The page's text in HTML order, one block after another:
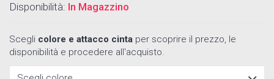
Disponibilità: In Magazzino
Scegli colore e attacco cinta per scoprire il prezzo, le
disponibilità e procedere all'acquisto.